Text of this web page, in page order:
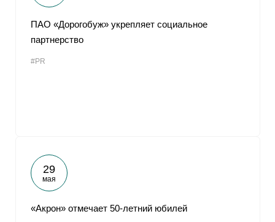
ПАО «Дорогобуж» укрепляет социальное
партнерство
#PR
29
мая
«Акрон» отмечает 50-летний юбилей